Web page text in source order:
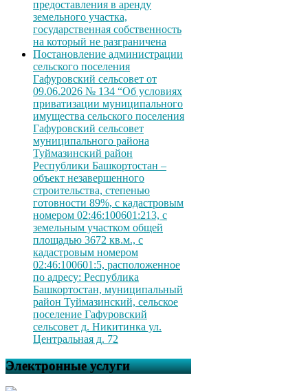
предоставления в аренду
земельного участка,
государственная собственность
на который не разграничена
Постановление администрации
сельского поселения
Гафуровский сельсовет от
09.06.2026 № 134 “Об условиях
приватизации муниципального
имущества сельского поселения
Гафуровский сельсовет
муниципального района
Туймазинский район
Республики Башкортостан –
объект незавершенного
строительства, степенью
готовности 89%, с кадастровым
номером 02:46:100601:213, с
земельным участком общей
площадью 3672 кв.м., с
кадастровым номером
02:46:100601:5, расположенное
по адресу: Республика
Башкортостан, муниципальный
район Туймазинский, сельское
поселение Гафуровский
сельсовет д. Никитинка ул.
Центральная д. 72
Электронные услуги